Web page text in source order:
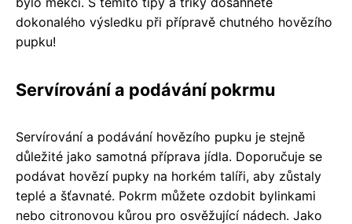
dokonalého výsledku při přípravě chutného hovězího
pupku!
Servírování a podávání pokrmu
Servírování a podávání hovězího pupku je stejně
důležité jako samotná příprava jídla. Doporučuje se
podávat hovězí pupky na horkém talíři, aby zůstaly
teplé a šťavnaté. Pokrm můžete ozdobit bylinkami
nebo citronovou kůrou pro osvěžující nádech. Jako